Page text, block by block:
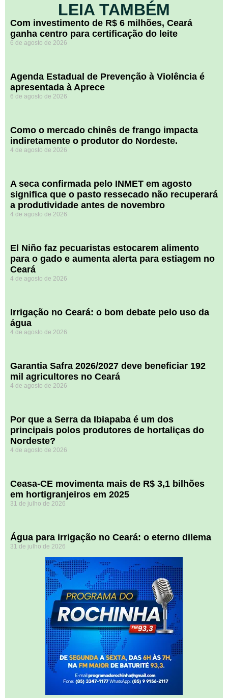
LEIA TAMBÉM
Com investimento de R$ 6 milhões, Ceará
ganha centro para certificação do leite
6 de agosto de 2026
Agenda Estadual de Prevenção à Violência é
apresentada à Aprece
6 de agosto de 2026
​Como o mercado chinês de frango impacta
indiretamente o produtor do Nordeste.
4 de agosto de 2026
A seca confirmada pelo INMET em agosto
significa que o pasto ressecado não recuperará
a produtividade antes de novembro
4 de agosto de 2026
El Niño faz pecuaristas estocarem alimento
para o gado e aumenta alerta para estiagem no
Ceará
4 de agosto de 2026
Irrigação no Ceará: o bom debate pelo uso da
água
4 de agosto de 2026
Garantia Safra 2026/2027 deve beneficiar 192
mil agricultores no Ceará
4 de agosto de 2026
Por que a Serra da Ibiapaba é um dos
principais polos produtores de hortaliças do
Nordeste?
4 de agosto de 2026
Ceasa-CE movimenta mais de R$ 3,1 bilhões
em hortigranjeiros em 2025
31 de julho de 2026
Água para irrigação no Ceará: o eterno dilema
31 de julho de 2026